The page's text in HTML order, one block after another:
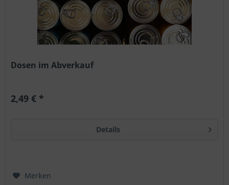
Dosen im Abverkauf
2,49 € *
Details
Merken